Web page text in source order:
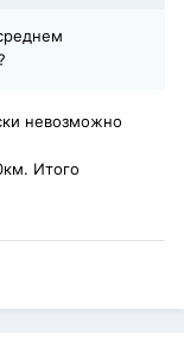
невозможно
Итого